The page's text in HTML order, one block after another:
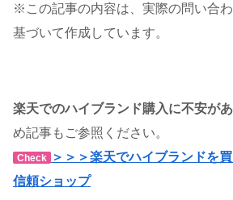
※この記事の内容は、実際の問い合
基づいて作成しています。
楽天でのハイブランド購入に不安が
め記事もご参照ください。
Check
＞＞＞楽天でハイブランドを
信頼ショップ